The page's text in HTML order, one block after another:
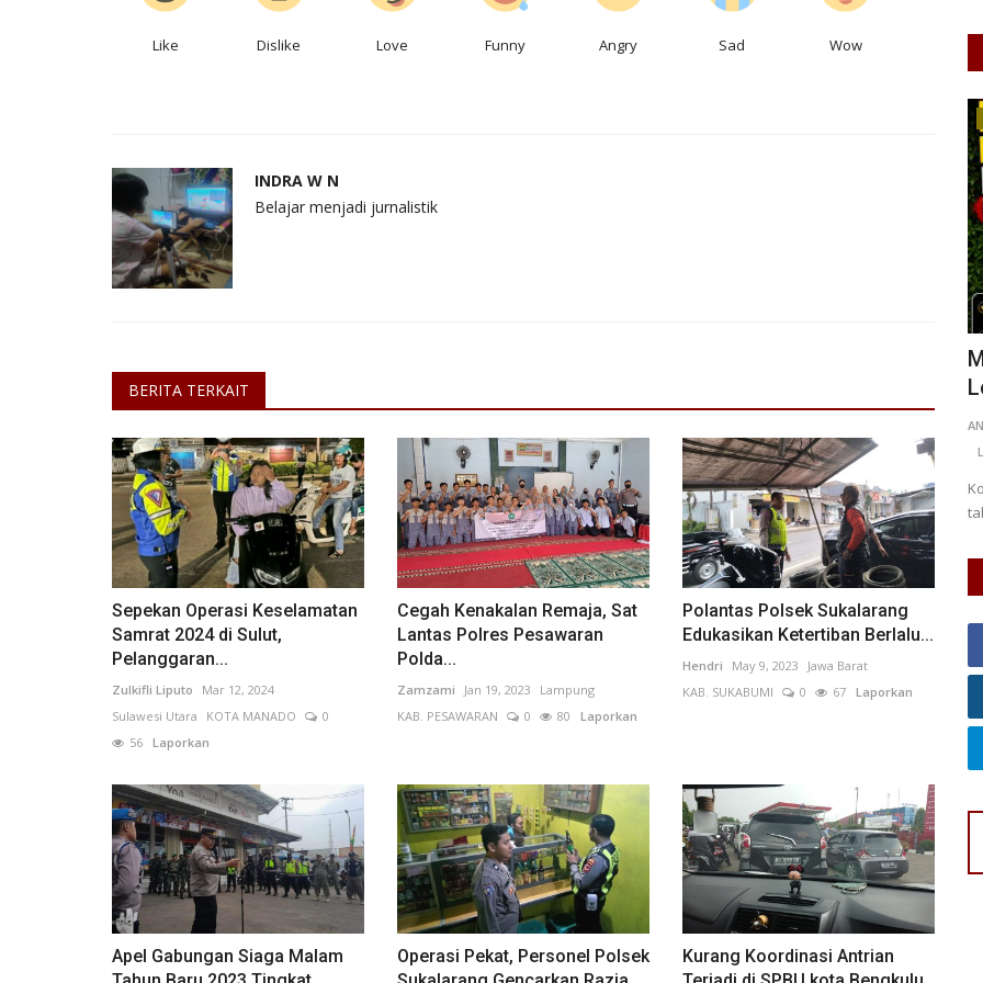
Like Dislike Love Funny Angry Sad Wow
INDRA W N
Belajar menjadi jurnalistik
BERITA TERKAIT
Sepekan Operasi Keselamatan
Samrat 2024 di Sulut,
Pelanggaran...
Zulkifli Liputo
Mar 12, 2024
Sulawesi Utara
KOTA MANADO
0
56 Laporkan
Cegah Kenakalan Remaja, Sat
Lantas Polres Pesawaran
Polda...
Zamzami Jan 19, 2023
Lampung
KAB. PESAWARAN
0 80 Laporkan
Polantas Polsek Sukalarang
Edukasikan Ketertiban Berlalu...
Hendri May 9, 2023
Jawa Barat
KAB. SUKABUMI
0 67Laporkan
Apel Gabungan Siaga Malam
Operasi Pekat, Personel Polsek
Kurang Koordinasi Antrian
Kapolsek Sukaraja Sambangi...
Laporkan
70
Laporkan
Sebanyak 709 pelajar Jakarta Barat mengikuti Pekan
Olahraga Tradisional di GOR Cendrawasih...